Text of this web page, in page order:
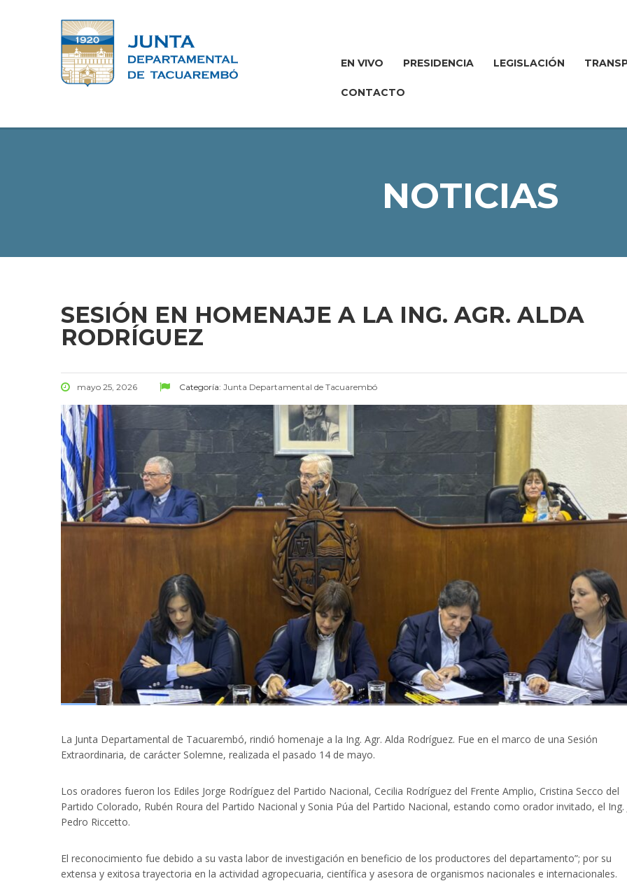
EN VIVO PRESIDENCIA LEGISLACIÓN
CONTACTO
NOTICIAS
SESIÓN EN HOMENAJE A LA ING. AGR. ALDA
RODRÍGUEZ
mayo 25, 2026 Categoría: Junta Departamental de Tacuarembó
La Junta Departamental de Tacuarembó, rindió homenaje a la Ing. Agr. Alda Rodríguez. Fue en el marco de una Sesión
Extraordinaria, de carácter Solemne, realizada el pasado 14 de mayo.
Los oradores fueron los Ediles Jorge Rodríguez del Partido Nacional, Cecilia Rodríguez del Frente Amplio, Cristina Secco del
Partido Colorado, Rubén Roura del Partido Nacional y Sonia Púa del Partido Nacional, estando como orador invitado, el Ing.
Pedro Riccetto.
El reconocimiento fue debido a su vasta labor de investigación en beneficio de los productores del departamento”; por su
extensa y exitosa trayectoria en la actividad agropecuaria, científica y asesora de organismos nacionales e internacionales.